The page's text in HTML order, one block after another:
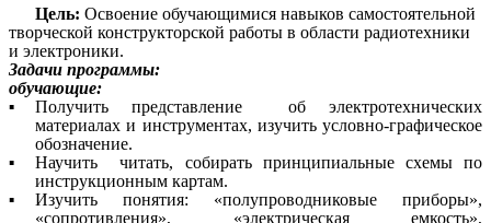
Цель: Освоение обучающимися навыков самостоятельной
творческой конструкторской работы в области радиотехники
и электроники.
Задачи программы:
обучающие:
Получить представление об электротехнических
материалах и инструментах, изучить условно-графическое
обозначение.
Научить читать, собирать принципиальные схемы по
инструкционным картам.
Изучить понятия: «полупроводниковые приборы»,
«сопротивления», «электрическая емкость»,